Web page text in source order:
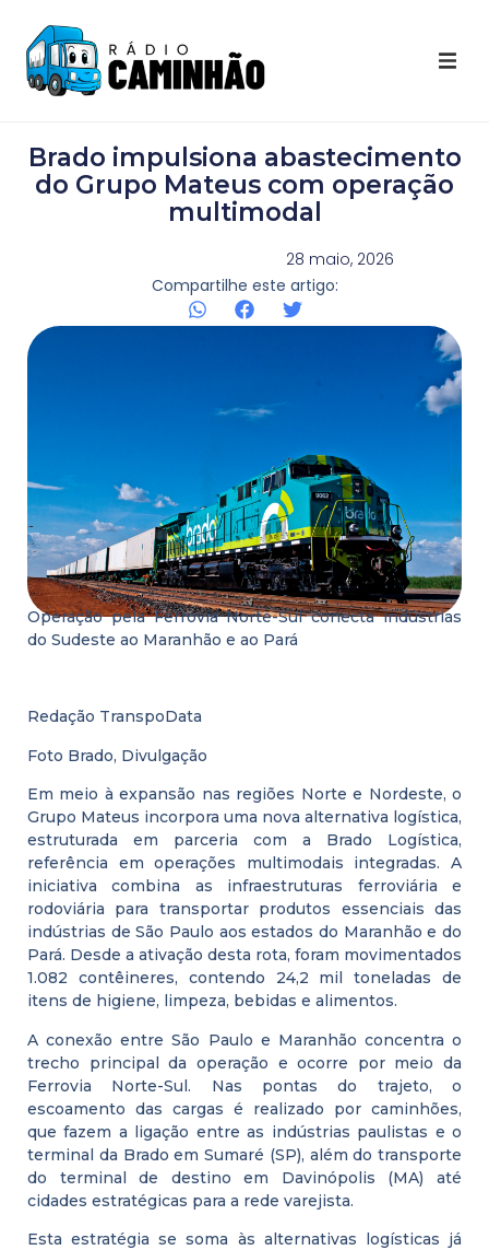
Destaques Youtube
Galeria de Fotos
Agenda
Brado impulsiona abastecimento
do Grupo Mateus com operação
multimodal
28 maio, 2026
Compartilhe este artigo:
Operação pela Ferrovia Norte-Sul conecta indústrias
do Sudeste ao Maranhão e ao Pará
Redação TranspoData
Foto Brado, Divulgação
Em meio à expansão nas regiões Norte e Nordeste, o
Grupo Mateus incorpora uma nova alternativa logística,
estruturada em parceria com a Brado Logística,
referência em operações multimodais integradas. A
iniciativa combina as infraestruturas ferroviária e
rodoviária para transportar produtos essenciais das
indústrias de São Paulo aos estados do Maranhão e do
Pará. Desde a ativação desta rota, foram movimentados
1.082 contêineres, contendo 24,2 mil toneladas de
itens de higiene, limpeza, bebidas e alimentos.
A conexão entre São Paulo e Maranhão concentra o
trecho principal da operação e ocorre por meio da
Ferrovia Norte-Sul. Nas pontas do trajeto, o
escoamento das cargas é realizado por caminhões,
que fazem a ligação entre as indústrias paulistas e o
terminal da Brado em Sumaré (SP), além do transporte
do terminal de destino em Davinópolis (MA) até
cidades estratégicas para a rede varejista.
Esta estratégia se soma às alternativas logísticas já